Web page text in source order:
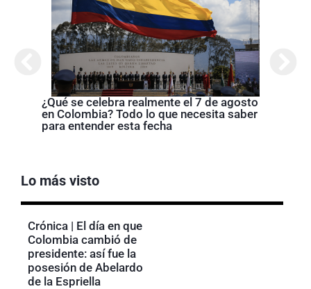
¿Qué se celebra realmente el 7 de agosto
en Colombia? Todo lo que necesita saber
para entender esta fecha
Lo más visto
Crónica | El día en que
Colombia cambió de
presidente: así fue la
posesión de Abelardo
de la Espriella